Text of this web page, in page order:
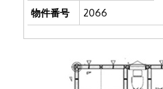
物件番号 2066